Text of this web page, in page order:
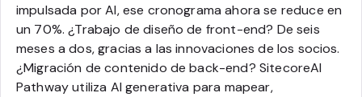
impulsada por AI, ese cronograma ahora se reduce en
un 70%. ¿Trabajo de diseño de front-end? De seis
meses a dos, gracias a las innovaciones de los socios.
¿Migración de contenido de back-end? SitecoreAI
Pathway utiliza AI generativa para mapear,